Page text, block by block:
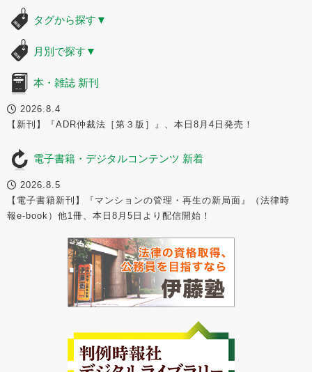
タグから探す ▼
月別で探す ▼
本・雑誌 新刊
2026.8.4
【新刊】『ADR仲裁法［第３版］』、本日8月4日発売！
電子書籍・デジタルコンテンツ 新着
2026.8.5
【電子書籍新刊】『マンションの管理・再生の新局面』（法律時
報e-book）他1冊、本日8月5日より配信開始！